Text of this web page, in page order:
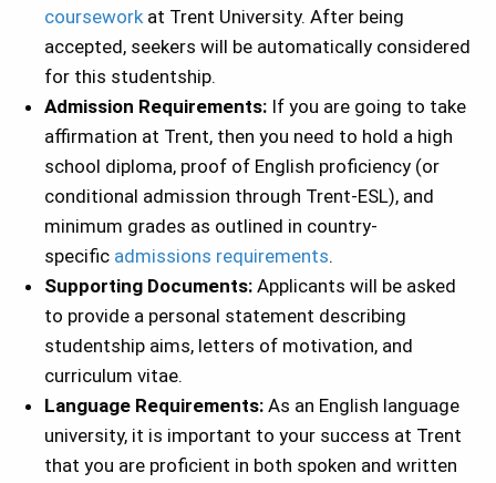
courseworkat Trent University. After being
accepted, seekers will be automatically considered
for this studentship.
Admission Requirements: If you are going to take
affirmation at Trent, then you need to hold a high
school diploma, proof of English proficiency (or
conditional admission through Trent-ESL), and
minimum grades as outlined in country-
specific admissions requirements.
Supporting Documents: Applicants will be asked
to provide a personal statement describing
studentship aims, letters of motivation, and
curriculum vitae.
Language Requirements: As an English language
university, it is important to your success at Trent
that you are proficient in both spoken and written